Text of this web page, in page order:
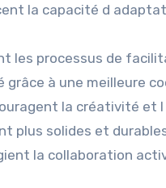
la capacité d
les processus de
à une meilleure
la créativité et
plus solides et
la collaboration